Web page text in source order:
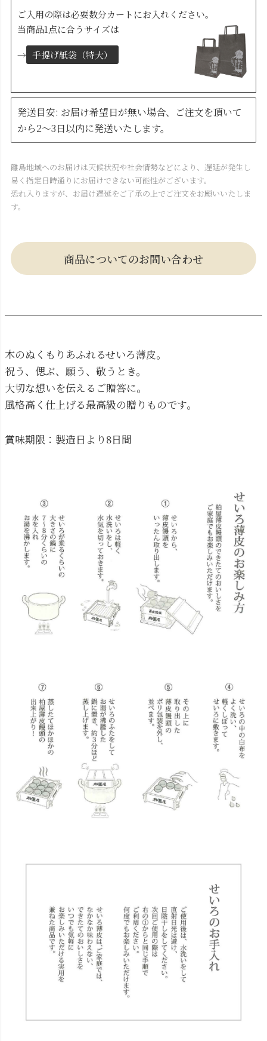
ご入用の際は必要数分カートにお入れください。
当商品1点に合うサイズは
→ 手提げ紙袋（特大）
発送目安: お届け希望日が無い場合、ご注文を頂いて
から2～3日以内に発送いたします。
離島地域へのお届けは天候状況や社会情勢などにより、遅延が発生し
易く指定日時通りにお届けできない可能性がございます。
恐れ入りますが、お届け遅延をご了承の上でご注文をお願いいたしま
す。
商品についてのお問い合わせ
木のぬくもりあふれるせいろ薄皮。
祝う、偲ぶ、願う、敬うとき。
大切な想いを伝えるご贈答に。
風格高く仕上げる最高級の贈りものです。
賞味期限：製造日より8日間